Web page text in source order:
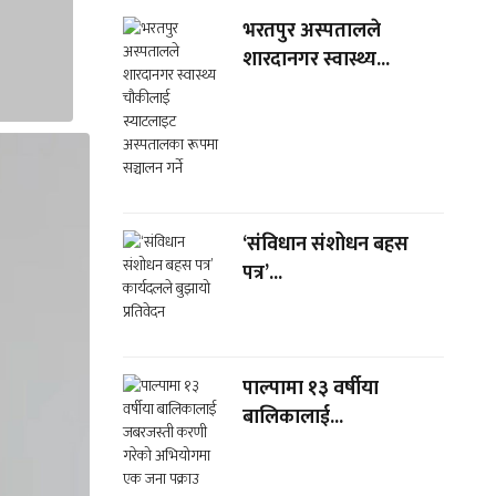
भरतपुर अस्पतालले
शारदानगर स्वास्थ्य...
‘संविधान संशोधन बहस
पत्र’...
पाल्पामा १३ वर्षीया
बालिकालाई...